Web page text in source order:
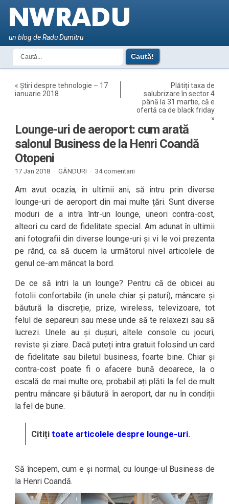
un blog de Radu Dumitru
«Știri despre tehnologie – 17
ianuarie 2018
Plătiți taxa de
salubrizare în sector 4
până la 31 martie, că e
ofertă ca de black friday
»
Lounge-uri de aeroport: cum arată
salonul Business de la Henri Coandă
Otopeni
17 Jan 2018 · GÂNDURI · 34 comentarii
Am avut ocazia, în ultimii ani, să intru prin diverse
lounge-uri de aeroport din mai multe țări. Sunt diverse
moduri de a intra într-un lounge, uneori contra-cost,
alteori cu card de fidelitate special. Am adunat în ultimii
ani fotografii din diverse lounge-uri și vi le voi prezenta
pe rând, ca să ducem la următorul nivel articolele de
genul ce-am mâncat la bord.
De ce să intri la un lounge? Pentru că de obicei au
fotolii confortabile (în unele chiar și paturi), mâncare și
băutură la discreție, prize, wireless, televizoare, tot
felul de separeuri sau mese unde să te relaxezi sau să
lucrezi. Unele au și dușuri, altele console cu jocuri,
reviste și ziare. Dacă puteți intra gratuit folosind un card
de fidelitate sau biletul business, foarte bine. Chiar și
contra-cost poate fi o afacere bună deoarece, la o
escală de mai multe ore, probabil ați plăti la fel de mult
pentru mâncare și băutură în aeroport, dar nu în condiții
la fel de bune.
Citițitoate articolele despre lounge-uri.
Să începem, cum e și normal, cu lounge-ul Business de
la Henri Coandă.